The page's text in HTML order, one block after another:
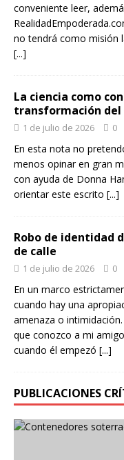
conveniente leer,
no tendrá como misión
[...]
La ciencia como
transformación del
1 de julio de 2026 0
En esta nota no
menos opinar en gran
con ayuda de Donna
orientar este escrito [...]
Robo de identidad
de calle
1 de julio de 2026 0
En un marco
cuando hay una
amenaza o
que conozco a mi
cuando él empezó [...]
PUBLICACIONES